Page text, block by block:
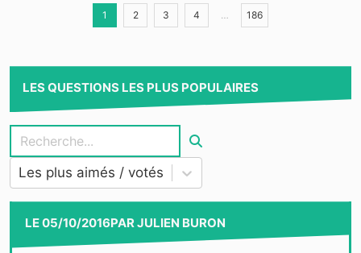
1 2 3 4 … 186
LES QUESTIONS LES PLUS POPULAIRES
Les plus aimés / votés
LE05/10/2016PARJULIEN BURON